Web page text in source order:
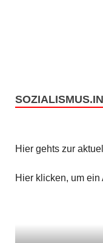
Hier gehts zur
Hier klicken, um